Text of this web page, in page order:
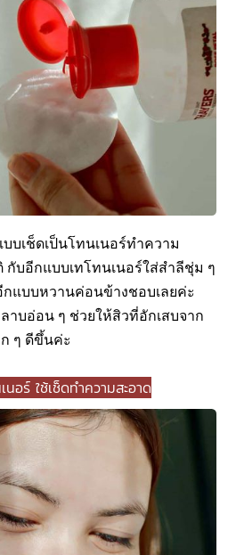
บเช็ดเป็นโทนเนอร์ทำความ
กับอีกแบบเทโทนเนอร์ใส่สำลีชุ่ม ๆ
แบบหวานค่อนข้างชอบเลยค่ะ
าบอ่อน ๆ ช่วยให้สิวที่อักเสบจาก
ๆ ดีขึ้นค่ะ
อร์ ใช้เช็ดทำความสะอาด